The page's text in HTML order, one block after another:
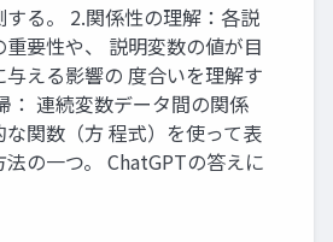
する。 2.関係性の理解：各説
重要性や、 説明変数の値が目
与える影響の 度合いを理解す
： 連続変数データ間の関係
な関数（方 程式）を使って表
の一つ。 ChatGPTの答えに